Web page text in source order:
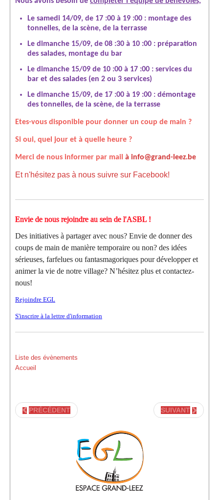
Le samedi 14/09, de 17 :00 à 19 :00 : montage des
tonnelles, de la scène, de la terrasse
Le dimanche 15/09, de 08 :30 à 10 :00 : préparation
des salades, montage du bar
Le dimanche 15/09 de 10 :00 à 17 :00 : services du
bar et des salades (en 2 ou 3 services)
Le dimanche 15/09, de 17 :00 à 19 :00 : démontage
des tonnelles, de la scène, de la terrasse
Etes-vous disponible pour donner un coup de main ?
Si oui, quel jour et à quelle heure ?
Merci de nous informer par mail à info@grand-leez.be
Et n'hésitez pas à nous suivre sur Facebook!
Envie de nous rejoindre au sein de l'ASBL !
Des initiatives à partager avec nous? Envie de donner des
coups de main de manière temporaire ou non? des idées
sérieuses, farfelues ou fantasmagoriques pour développer et
animer la vie de notre village? N’hésitez plus et contactez-
nous!
Rejoindre EGL
S'inscrire à la lettre d'information
Liste des évènements
Accueil
PRÉCÉDENT SUIVANT